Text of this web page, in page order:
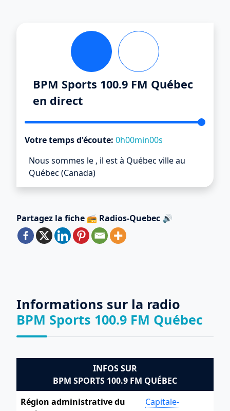
BPM Sports 100.9 FM Québec
en direct
Votre temps d'écoute: 0h00min00s
Nous sommes le , il està Québec ville au
Québec (Canada)
Partagez la fiche 📻 Radios-Quebec 🔊
Informations sur la radio
BPM Sports 100.9 FM Québec
INFOS SUR
BPM SPORTS 100.9 FM QUÉBEC
Région administrative du
Capitale-